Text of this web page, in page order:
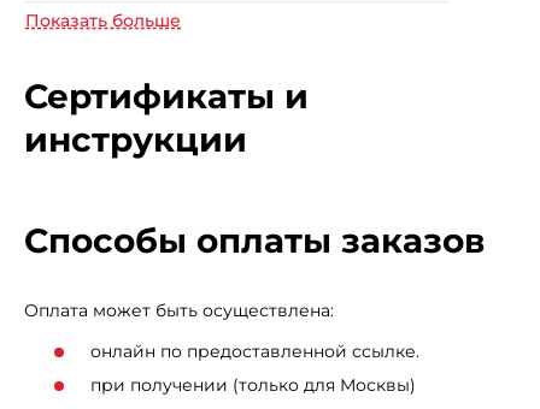
Показать больше
Сертификаты и
инструкции
Способы оплаты заказов
Оплата может быть осуществлена:
онлайн по предоставленной ссылке.
при получении (только для Москвы)